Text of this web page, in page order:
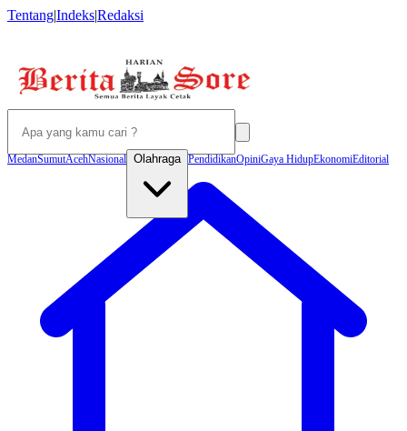
Tentang|Indeks|Redaksi
MedanSumutAcehNasional Olahraga PendidikanOpiniGaya HidupEkonomiEditorial